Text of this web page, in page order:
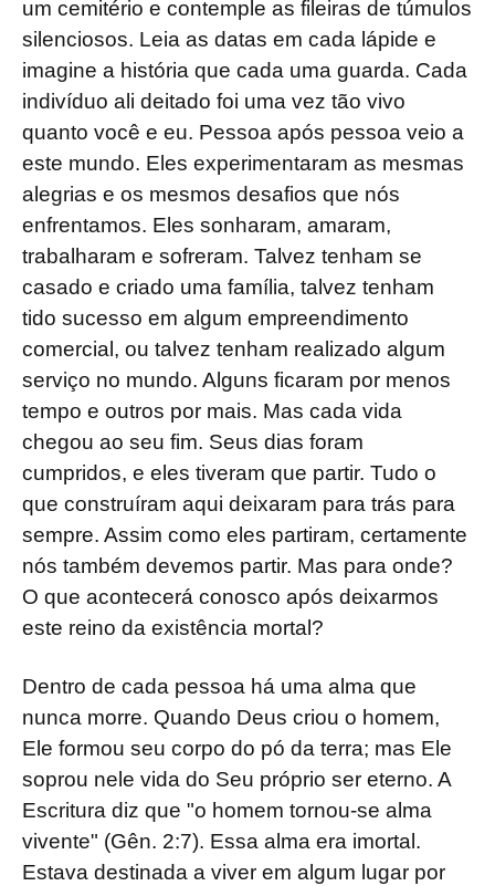
um cemitério e contemple as fileiras de túmulos
silenciosos. Leia as datas em cada lápide e
imagine a história que cada uma guarda. Cada
indivíduo ali deitado foi uma vez tão vivo
quanto você e eu. Pessoa após pessoa veio a
este mundo. Eles experimentaram as mesmas
alegrias e os mesmos desafios que nós
enfrentamos. Eles sonharam, amaram,
trabalharam e sofreram. Talvez tenham se
casado e criado uma família, talvez tenham
tido sucesso em algum empreendimento
comercial, ou talvez tenham realizado algum
serviço no mundo. Alguns ficaram por menos
tempo e outros por mais. Mas cada vida
chegou ao seu fim. Seus dias foram
cumpridos, e eles tiveram que partir. Tudo o
que construíram aqui deixaram para trás para
sempre. Assim como eles partiram, certamente
nós também devemos partir. Mas para onde?
O que acontecerá conosco após deixarmos
este reino da existência mortal?
Dentro de cada pessoa há uma alma que
nunca morre. Quando Deus criou o homem,
Ele formou seu corpo do pó da terra; mas Ele
soprou nele vida do Seu próprio ser eterno. A
Escritura diz que "o homem tornou-se alma
vivente" (Gên. 2:7). Essa alma era imortal.
Estava destinada a viver em algum lugar por